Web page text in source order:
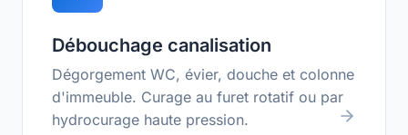
Débouchage canalisation
Dégorgement WC, évier, douche et colonne
d'immeuble. Curage au furet rotatif ou par
hydrocurage haute pression.